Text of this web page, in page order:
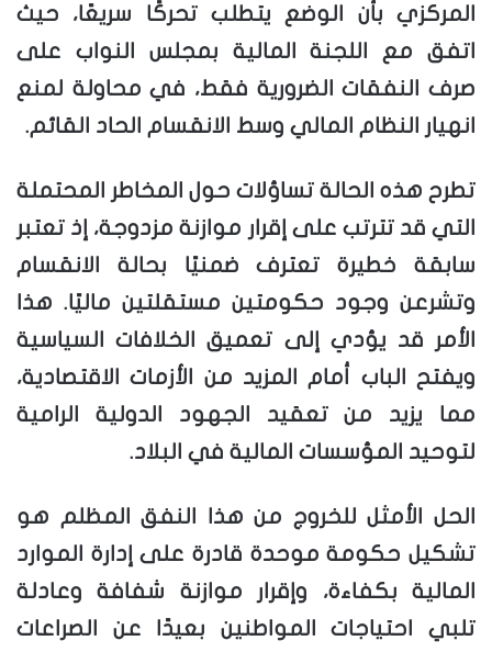
المركزي بأن الوضع يتطلب تحركًا سريعًا، حيث
اتفق مع اللجنة المالية بمجلس النواب على
صرف النفقات الضرورية فقط، في محاولة لمنع
انهيار النظام المالي وسط الانقسام الحاد القائم.
تطرح هذه الحالة تساؤلات حول المخاطر المحتملة
التي قد تترتب على إقرار موازنة مزدوجة، إذ تعتبر
سابقة خطيرة تعترف ضمنيًا بحالة الانقسام
وتشرعن وجود حكومتين مستقلتين ماليًا. هذا
الأمر قد يؤدي إلى تعميق الخلافات السياسية
ويفتح الباب أمام المزيد من الأزمات الاقتصادية،
مما يزيد من تعقيد الجهود الدولية الرامية
لتوحيد المؤسسات المالية في البلاد.
الحل الأمثل للخروج من هذا النفق المظلم هو
تشكيل حكومة موحدة قادرة على إدارة الموارد
المالية بكفاءة، وإقرار موازنة شفافة وعادلة
تلبي احتياجات المواطنين بعيدًا عن الصراعات